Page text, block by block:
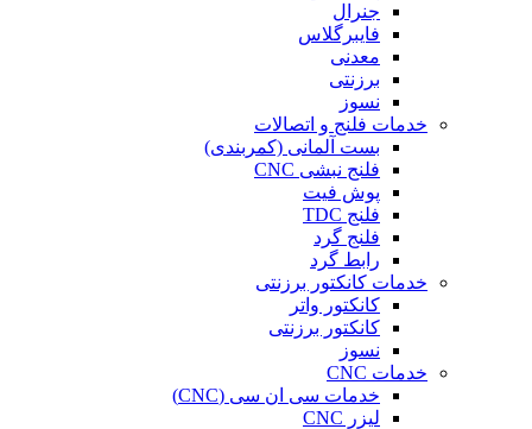
جنرال
فایبرگلاس
معدنی
برزنتی
نسوز
خدمات فلنج و اتصالات
بست آلمانی (کمربندی)
فلنج نبشی CNC
پوش فیت
فلنج TDC
فلنج گرد
رابط گرد
خدمات کانکتور برزنتی
کانکتور واتر
کانکتور برزنتی
نسوز
خدمات CNC
خدمات سی ان سی (CNC)
لیزر CNC